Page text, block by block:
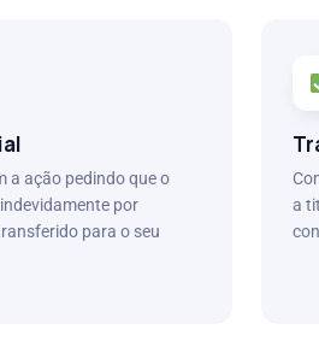
a ação pedindo que o
por
para o seu
a